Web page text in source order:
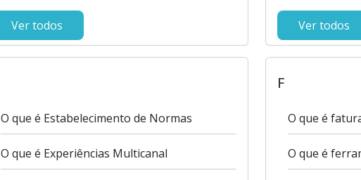
Ver todos Ver todos
O que é Estabelecimento de Normas
O que é Experiências Multicanal
F
O que é
O que é